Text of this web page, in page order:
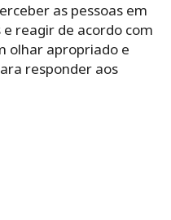
as pessoas em
reagir de acordo com
olhar apropriado e
responder aos